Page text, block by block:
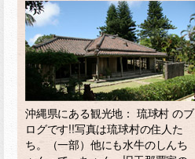
沖縄県にある観光地： 琉球村 のブ
ログです!!写真は琉球村の住人た
ち。（一部）他にも水牛のしんち